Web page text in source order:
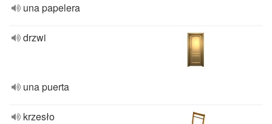
una papelera
drzwi
una puerta
krzesło